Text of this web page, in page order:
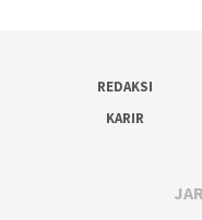
REDAKSI
KARIR